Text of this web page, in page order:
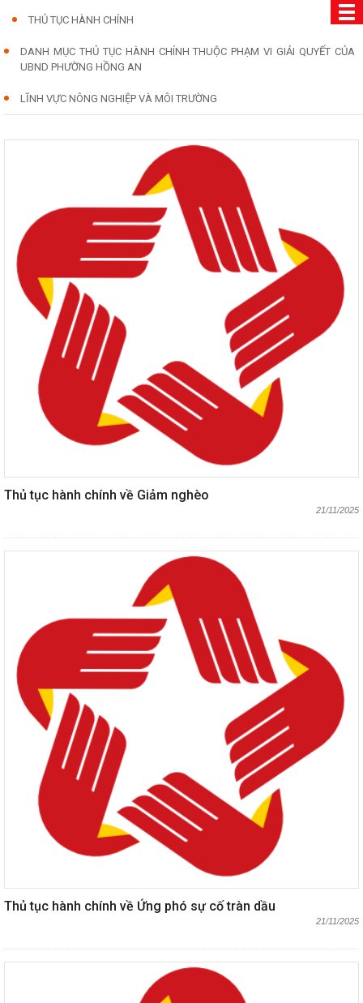
THỦ TỤC HÀNH CHÍNH
DANH MỤC THỦ TỤC HÀNH CHÍNH THUỘC PHẠM VI GIẢI QUYẾT CỦA
UBND PHƯỜNG HỒNG AN
LĨNH VỰC NÔNG NGHIỆP VÀ MÔI TRƯỜNG
Thủ tục hành chính về Giảm nghèo
21/11/2025
Thủ tục hành chính về Ứng phó sự cố tràn dầu
21/11/2025